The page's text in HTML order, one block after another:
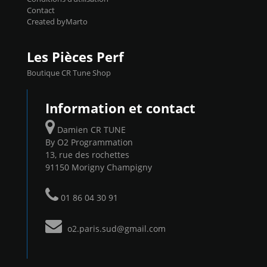
Contact
Created byMarto
Les Pièces Perf
Boutique CR Tune Shop
Information et contact
Damien CR TUNE
By O2 Programmation
13, rue des rochettes
91150 Morigny Champigny
01 86 04 30 91
o2.paris.sud@gmail.com